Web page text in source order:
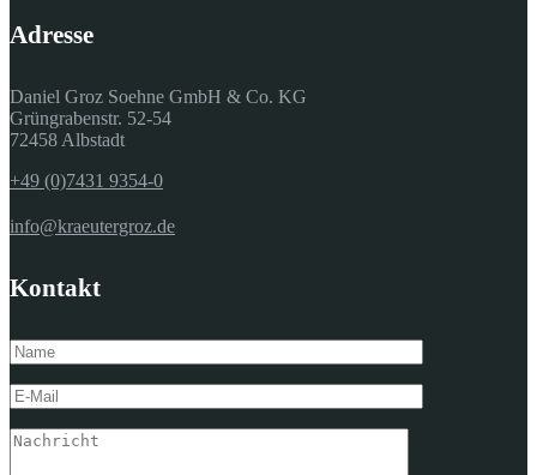
Adresse
Daniel Groz Soehne GmbH & Co. KG
Grüngrabenstr. 52-54
72458 Albstadt
+49 (0)7431 9354-0
info@kraeutergroz.de
Kontakt